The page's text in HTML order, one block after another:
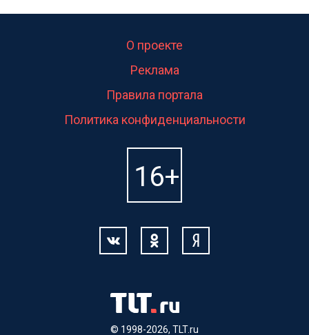
© 1998-2026, TLT.ru
О проекте
Реклама
Правила портала
Политика конфиденциальности